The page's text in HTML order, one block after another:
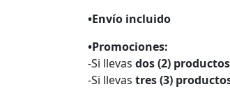
•Envío incluido
•Promociones:
-Si llevas dos (2) productos
-Si llevas tres (3)